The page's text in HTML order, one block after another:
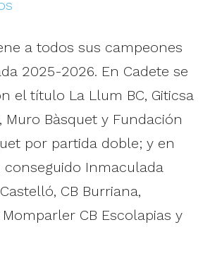
a todos sus campeones
2025-2026. En Cadete se
el título La Llum BC, Giticsa
Muro Bàsquet y Fundación
por partida doble; y en
Inmaculada
CB Burriana,
CB Escolapias y